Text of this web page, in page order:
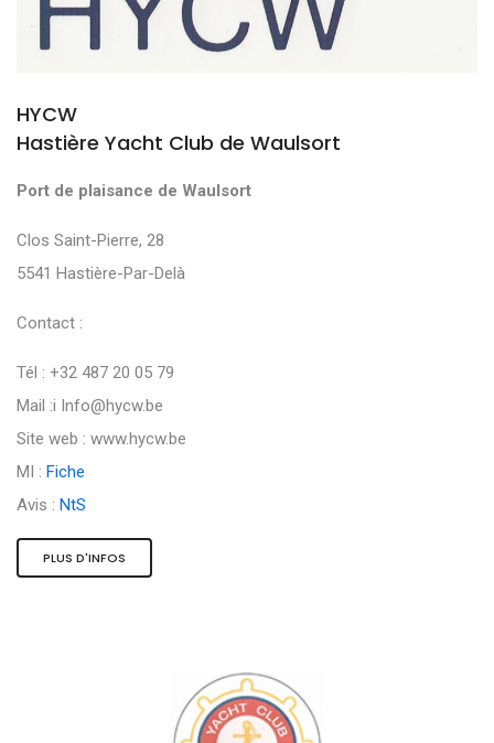
HYCW
Hastière Yacht Club de Waulsort
Port de plaisance de Waulsort
Clos Saint-Pierre, 28
5541 Hastière-Par-Delà
Contact :
Tél : +32 487 20 05 79
Mail :i Info@hycw.be
Site web : www.hycw.be
MI : Fiche
Avis : NtS
PLUS D'INFOS